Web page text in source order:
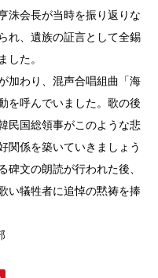
洙会長が当時を振り返りな
れ、遺族の証言として全錫
した。
加わり、混声合唱組曲「海
を呼んでいました。歌の後
民国総領事がこのような悲
関係を築いていきましょう
碑文の朗読が行われた後、
い犠牲者に追悼の黙祷を捧